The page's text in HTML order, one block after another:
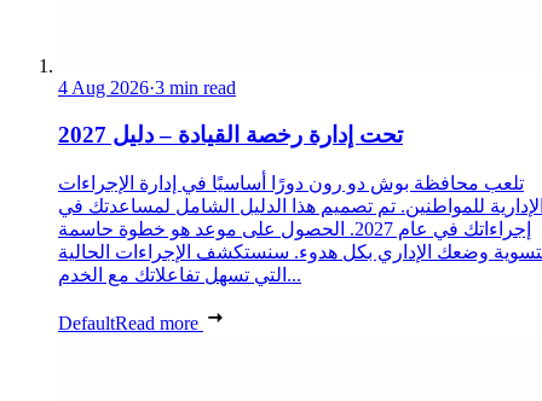
4 Aug 2026·3 min read
تحت إدارة رخصة القيادة – دليل 2027
تلعب محافظة بوش دو رون دورًا أساسيًا في إدارة الإجراءات
للمواطنين. تم تصميم هذا الدليل الشامل لمساعدتك في
إجراءاتك في عام 2027. الحصول على موعد هو خطوة حاسمة
وضعك الإداري بكل هدوء. سنستكشف الإجراءات الحالية
التي تسهل تفاعلاتك مع الخدم...
DefaultRead more